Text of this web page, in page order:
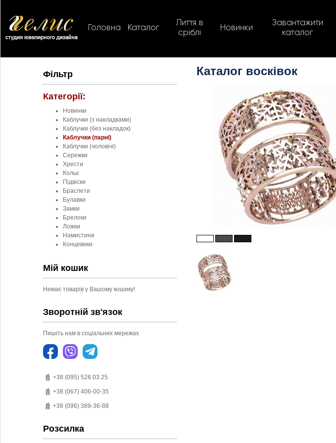
Головна Каталог
Лиття в
сріблі
Новинки
Завантажити
каталог
Фільтр
Категорії:
Новинки
Каблучки (з накладками)
Каблучки (без накладок)
Каблучки (парні)
Каблучки (чоловічі)
Сережки
Хрести
Кольє
Підвіски
Браслети
Булавки
Замки
Брелоки
Ложки
Намистини
Концевики
Мій кошик
Немає товарів у Вашому кошику!
Зворотній зв'язок
Пишіть нам в соціальних мережах
+38 (095) 528 03 25
+38 (067) 406-00-35
+38 (096) 389-36-88
Розсилка
Каталог восківок